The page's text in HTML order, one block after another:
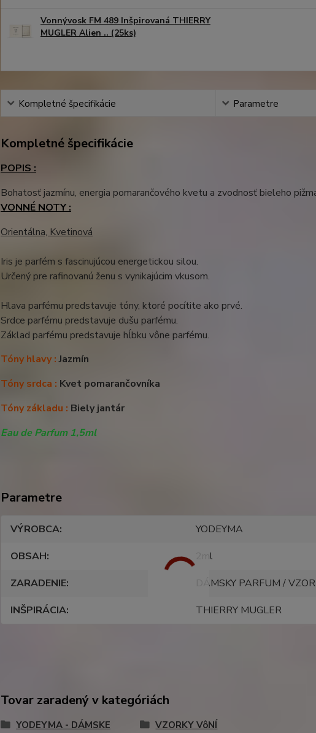
Vonnývosk FM 489 Inšpirovaná THIERRY
MUGLER Alien .. (25ks)
Kompletné špecifikácie Parametre
Kompletné špecifikácie
POPIS :
Bohatosť jazmínu, energia pomarančového kvetu a zvodnosť bieleho
VONNÉ NOTY :
Orientálna, Kvetinová
Iris je parfém s fascinujúcou energetickou silou.
Určený pre rafinovanú ženu s vynikajúcim vkusom.
Hlava parfému predstavuje tóny, ktoré pocítite ako prvé.
Srdce parfému predstavuje dušu parfému.
Základ parfému predstavuje hĺbku vône parfému.
Tóny hlavy :Jazmín
Tóny srdca : Kvet pomarančovníka
Tóny základu : Biely jantár
Eau de Parfum 1,5ml
Parametre
VÝROBCA
YODEYMA
OBSAH
2ml
ZARADENIE
DÁMSKY PARFUM /
INŠPIRÁCIA
THIERRY MUGLER
Tovar zaradený v kategóriách
YODEYMA - DÁMSKE
VZORKY VôNÍ